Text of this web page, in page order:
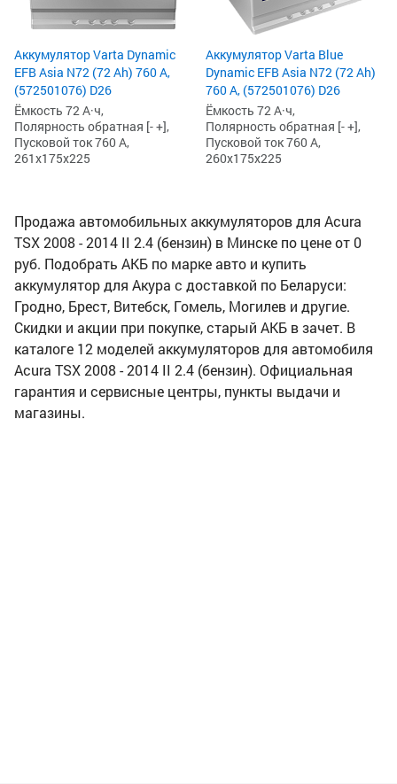
Аккумулятор Varta Dynamic
EFB Asia N72 (72 Ah) 760 А,
(572501076) D26
Ёмкость 72 А·ч,
Полярность обратная [- +],
Пусковой ток 760 А,
261x175x225
Аккумулятор Varta Blue
Dynamic EFB Asia N72 (72 Ah)
760 А, (572501076) D26
Ёмкость 72 А·ч,
Полярность обратная [- +],
Пусковой ток 760 А,
260x175x225
Продажа автомобильных аккумуляторов для Acura
TSX 2008 - 2014 II 2.4 (бензин) в Минске по цене от 0
руб. Подобрать АКБ по марке авто и купить
аккумулятор для Акура с доставкой по Беларуси:
Гродно, Брест, Витебск, Гомель, Могилев и другие.
Скидки и акции при покупке, старый АКБ в зачет. В
каталоге 12 моделей аккумуляторов для автомобиля
Acura TSX 2008 - 2014 II 2.4 (бензин). Официальная
гарантия и сервисные центры, пункты выдачи и
магазины.